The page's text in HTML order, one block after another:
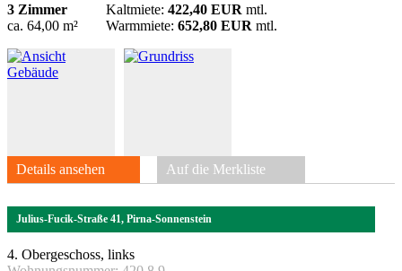
3 Zimmer
ca. 64,00 m²
Kaltmiete: 422,40 EUR mtl.
Warmmiete: 652,80 EUR mtl.
Details ansehen Auf die Merkliste
Julius-Fucik-Straße 41, Pirna-Sonnenstein
4. Obergeschoss, links